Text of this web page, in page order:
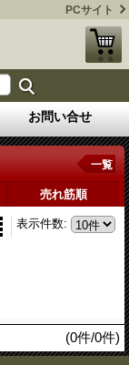
PCサイト
お問い合せ
一覧
売れ筋順
表示件数:
(0件/0件)